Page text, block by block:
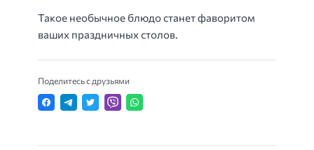
Такое необычное блюдо станет фаворитом
ваших праздничных столов.
Поделитесь с друзьями